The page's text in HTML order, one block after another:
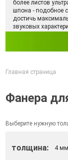
более листов
шпона - подобное
достичь
звуковых
Главная страница
Фанера
Выберите нужную
толщина: 4 мм